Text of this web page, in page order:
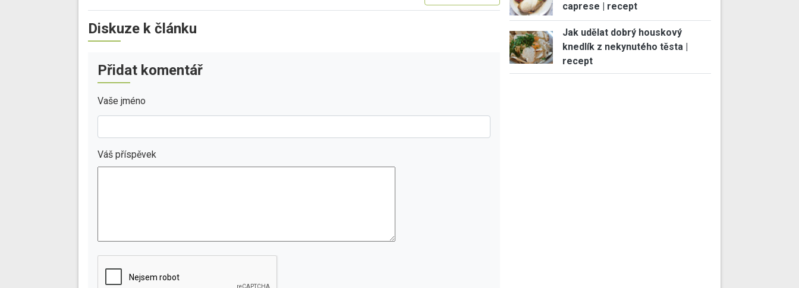
Diskuze k článku
Přidat komentář
Vaše jméno
Váš příspěvek
caprese | recept
Jak udělat dobrý houskový
knedlík z nekynutého těsta |
recept